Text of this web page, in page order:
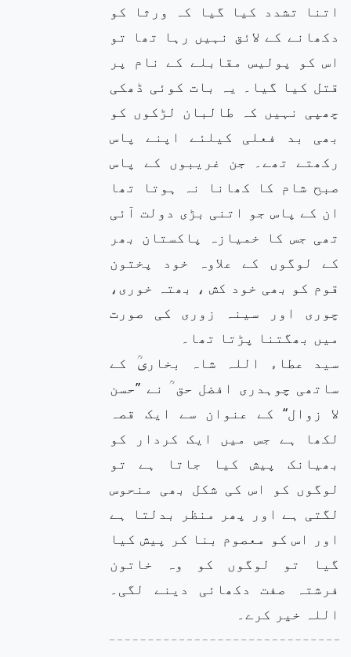
اتنا تشدد کیا گیا کہ ورثا کو
دکھانے کے لائق نہیں رہا تھا تو
اس کو پولیس مقابلے کے نام پر
قتل کیا گیا۔ یہ بات کوئی ڈھکی
چھپی نہیں کہ طالبان لڑکوں کو
بھی بد فعلی کیلئے اپنے پاس
رکھتے تھے۔ جن غریبوں کے پاس
صبح شام کا کھانا نہ ہوتا تھا
ان کے پاس جو اتنی بڑی دولت آئی
تھی جس کا خمیازہ پاکستان بھر
کے لوگوں کے علاوہ خود پختون
قوم کو بھی خود کش ، بھتہ خوری،
چوری اور سینہ زوری کی صورت
میں بھگتنا پڑتا تھا۔
سید عطاء اللہ شاہ بخاریؒ کے
ساتھی چوہدری افضل حق ؒ نے ’’حسن
لا زوال‘‘ کے عنوان سے ایک قصہ
لکھا ہے جس میں ایک کردار کو
بھیانک پیش کیا جاتا ہے تو
لوگوں کو اس کی شکل بھی منحوس
لگتی ہے اور پھر منظر بدلتا ہے
اور اس کو معصوم بنا کر پیش کیا
گیا تو لوگوں کو وہ خاتون
فرشتہ صفت دکھائی دینے لگی۔
اللہ خیر کرے۔